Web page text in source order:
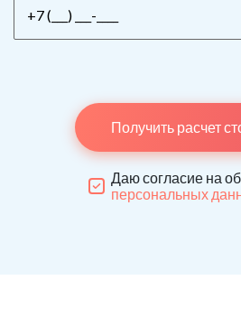
Получить расчет
Даю согласие на
персональных